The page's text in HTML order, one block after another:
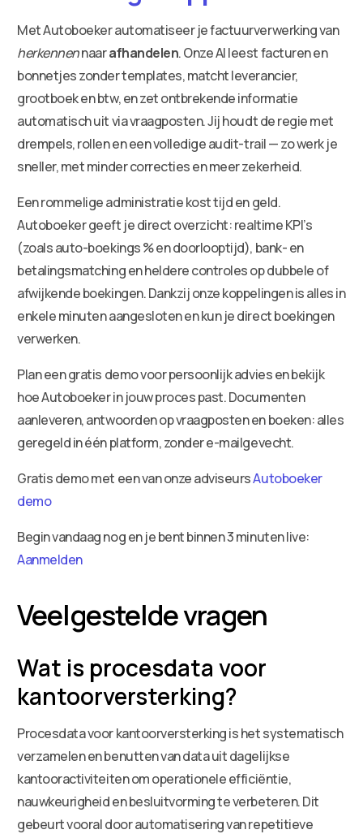
Met Autoboeker automatiseer je factuurverwerking van
herkennennaarafhandelen. Onze AI leest facturen en
bonnetjes zonder templates, matcht leverancier,
grootboek en btw, en zet ontbrekende informatie
automatisch uit via vraagposten. Jij houdt de regie met
drempels, rollen en een volledige audit-trail — zo werk je
sneller, met minder correcties en meer zekerheid.
Een rommelige administratie kost tijd en geld.
Autoboeker geeft je direct overzicht: realtime KPI’s
(zoals auto-boekings % en doorlooptijd), bank- en
betalingsmatching en heldere controles op dubbele of
afwijkende boekingen. Dankzij onze koppelingen is alles in
enkele minuten aangesloten en kun je direct boekingen
verwerken.
Plan een gratis demo voor persoonlijk advies en bekijk
hoe Autoboeker in jouw proces past. Documenten
aanleveren, antwoorden op vraagposten en boeken: alles
geregeld in één platform, zonder e-mailgevecht.
Gratis demo met een van onze adviseursAutoboeker
demo
Begin vandaag nog en je bent binnen 3 minuten live:
Aanmelden
Veelgestelde vragen
Wat is procesdata voor
kantoorversterking?
Procesdata voor kantoorversterking is het systematisch
verzamelen en benutten van data uit dagelijkse
kantooractiviteiten om operationele efficiëntie,
nauwkeurigheid en besluitvorming te verbeteren. Dit
gebeurt vooral door automatisering van repetitieve